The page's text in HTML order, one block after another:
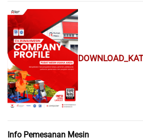
Info Pemesanan Mesin